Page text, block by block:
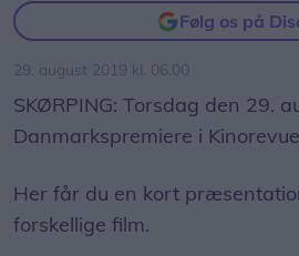
Følg os på
29. august 2019 kl. 06.00
SKØRPING: Torsdag den 29.
Danmarkspremiere i
Her får du en kort
forskellige film.